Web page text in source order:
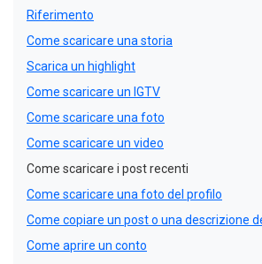
Riferimento
Come scaricare una storia
Scarica un highlight
Come scaricare un IGTV
Come scaricare una foto
Come scaricare un video
Come scaricare i post recenti
Come scaricare una foto del profilo
Come copiare un post o una descrizione
Come aprire un conto